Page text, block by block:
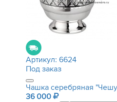
Артикул: 6624
Под заказ
Чашка серебряная
36 000